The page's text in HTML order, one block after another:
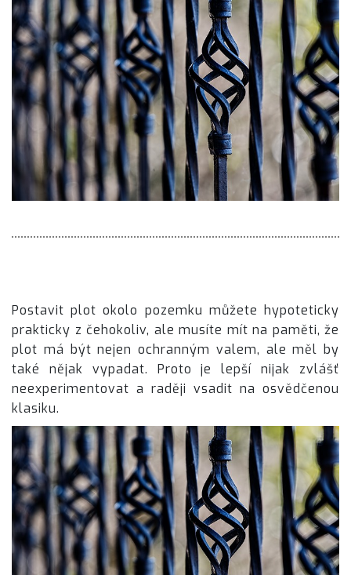
Postavit plot okolo pozemku můžete hypoteticky
prakticky z čehokoliv, ale musíte mít na paměti, že
plot má být nejen ochranným valem, ale měl by
také nějak vypadat. Proto je lepší nijak zvlášť
neexperimentovat a raději vsadit na osvědčenou
klasiku.